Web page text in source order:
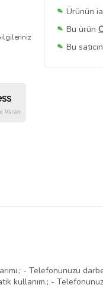
Ürünün
Bu ürün
Bu
Bu
- Telefonunuzu
kullanım.; -